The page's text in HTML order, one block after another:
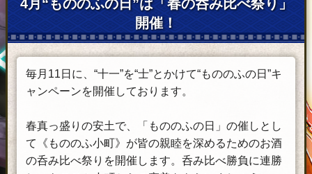
4月“もののふの日”は「春の呑み比べ祭り」
開催！
毎月11日に、“十一”を“士”とかけて“もののふの日”キ
ャンペーンを開催しております。
春真っ盛りの安土で、「もののふの日」の催しとし
て《もののふ小町》が皆の親睦を深めるためのお酒
の呑み比べ祭りを開催します。呑み比べ勝負に連勝